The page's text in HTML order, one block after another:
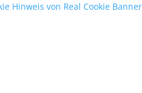
Hinweis von Real Cookie Banner